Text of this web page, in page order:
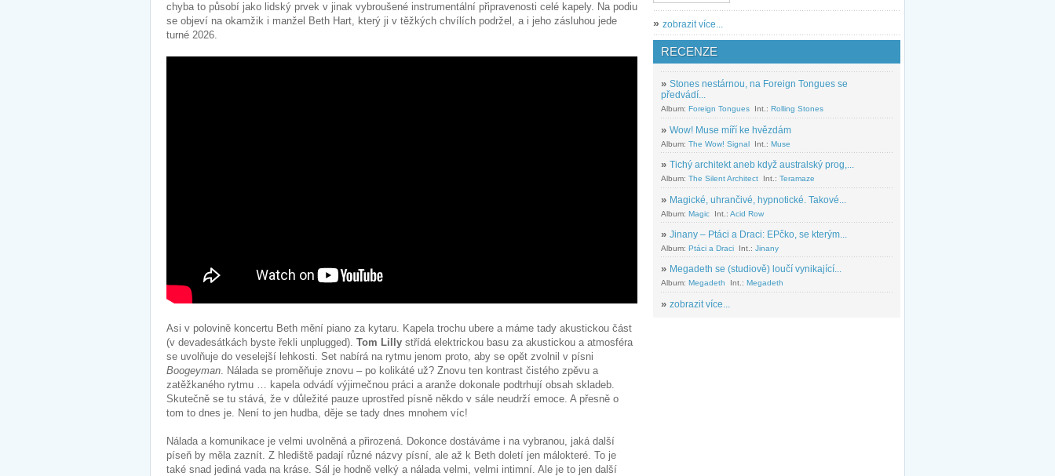
chyba to působí jako lidský prvek v jinak vybroušené instrumentální připravenosti celé kapely. Na podiu
se objeví na okamžik i manžel Beth Hart, který ji v těžkých chvílích podržel, a i jeho zásluhou jede
turné 2026.
Asi v polovině koncertu Beth mění piano za kytaru. Kapela trochu ubere a máme tady akustickou část
(v devadesátkách byste řekli unplugged). Tom Lilly střídá elektrickou basu za akustickou a atmosféra
se uvolňuje do veselejší lehkosti. Set nabírá na rytmu jenom proto, aby se opět zvolnil v písni
Boogeyman. Nálada se proměňuje znovu – po kolikáté už? Znovu ten kontrast čistého zpěvu a
zatěžkaného rytmu … kapela odvádí výjimečnou práci a aranže dokonale podtrhují obsah skladeb.
Skutečně se tu stává, že v důležité pauze uprostřed písně někdo v sále neudrží emoce. A přesně o
tom to dnes je. Není to jen hudba, děje se tady dnes mnohem víc!
Nálada a komunikace je velmi uvolněná a přirozená. Dokonce dostáváme i na vybranou, jaká další
píseň by měla zaznít. Z hlediště padají různé názvy písní, ale až k Beth doletí jen málokteré. To je
také snad jediná vada na kráse. Sál je hodně velký a nálada velmi, velmi intimní. Ale je to jen další
» zobrazit více...
RECENZE
» Stones nestárnou, na Foreign Tongues se
předvádí...
Album: Foreign Tongues Int.: Rolling Stones
» Wow! Muse míří ke hvězdám
Album: The Wow! Signal Int.: Muse
» Tichý architekt aneb když australský prog,...
Album: The Silent Architect Int.: Teramaze
» Magické, uhrančivé, hypnotické. Takové...
Album: Magic Int.: Acid Row
» Jinany – Ptáci a Draci: EPčko, se kterým...
Album: Ptáci a Draci Int.: Jinany
» Megadeth se (studiově) loučí vynikající...
Album: Megadeth Int.: Megadeth
» zobrazit více...